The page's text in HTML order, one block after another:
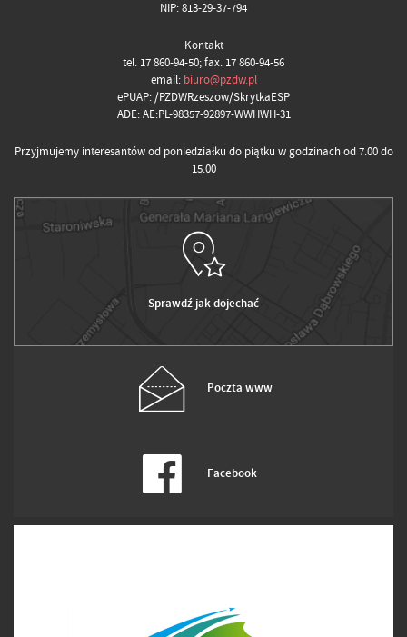
NIP: 813-29-37-794
Kontakt
tel. 17 860-94-50; fax. 17 860-94-56
email: biuro@pzdw.pl
ePUAP: /PZDWRzeszow/SkrytkaESP
ADE: AE:PL-98357-92897-WWHWH-31
Przyjmujemy interesantów od poniedziałku do piątku w godzinach od 7.00 do
15.00
Sprawdź jak dojechać
Poczta www
Facebook